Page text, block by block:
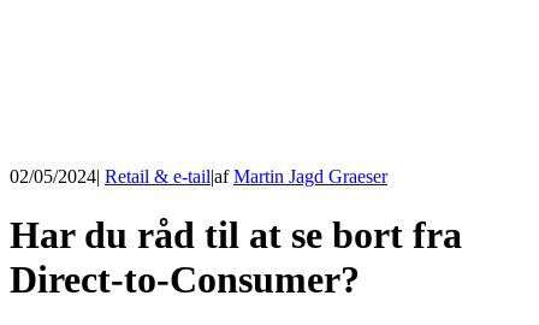
02/05/2024| Retail & e-tail|afMartin Jagd Graeser
Har du råd til at se bort fra
Direct-to-Consumer?